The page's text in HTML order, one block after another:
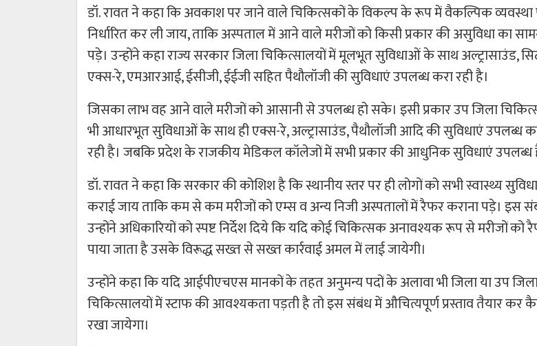
डॉ. रावत ने कहा कि अवकाश पर जाने वाले चिकित्सकों के विकल्प के रूप में वैकल्पिक व्यवस्था
निर्धारित कर ली जाय, ताकि अस्पताल में आने वाले मरीजों को किसी प्रकार की असुविधा का
पड़े। उन्होंने कहा राज्य सरकार जिला चिकित्सालयों में मूलभूत सुविधाओं के साथ अल्ट्रासाउंड,
एक्स-रे, एमआरआई, ईसीजी, ईईजी सहित पैथौलॉजी की सुविधाएं उपलब्ध करा रही है।
जिसका लाभ वह आने वाले मरीजों को आसानी से उपलब्ध हो सके। इसी प्रकार उप जिला
भी आधारभूत सुविधाओं के साथ ही एक्स-रे, अल्ट्रासाउंड, पैथौलॉजी आदि की सुविधाएं उपलब्ध
रही है। जबकि प्रदेश के राजकीय मेडिकल कॉलेजों में सभी प्रकार की आधुनिक सुविधाएं उपलब्ध
डॉ. रावत ने कहा कि सरकार की कोशिश है कि स्थानीय स्तर पर ही लोगों को सभी स्वास्थ्य
कराई जाय ताकि कम से कम मरीजों को एम्स व अन्य निजी अस्पतालों में रैफर कराना पड़े। इस
उन्होंने अधिकारियों को स्पष्ट निर्देश दिये कि यदि कोई चिकित्सक अनावश्यक रूप से मरीजों
पाया जाता है उसके विरूद्ध सख्त से सख्त कार्रवाई अमल में लाई जायेगी।
उन्होंने कहा कि यदि आईपीएचएस मानकों के तहत अनुमन्य पदों के अलावा भी जिला या उप
चिकित्सालयों में स्टाफ की आवश्यकता पड़ती है तो इस संबंध में औचित्यपूर्ण प्रस्ताव तैयार कर
रखा जायेगा।